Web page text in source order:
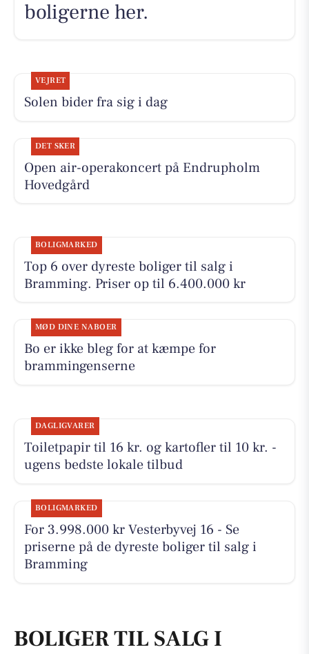
boligerne her.
VEJRET
Solen bider fra sig i dag
DET SKER
Open air-operakoncert på Endrupholm
Hovedgård
BOLIGMARKED
Top 6 over dyreste boliger til salg i
Bramming. Priser op til 6.400.000 kr
MØD DINE NABOER
Bo er ikke bleg for at kæmpe for
brammingenserne
DAGLIGVARER
Toiletpapir til 16 kr. og kartofler til 10 kr. -
ugens bedste lokale tilbud
BOLIGMARKED
For 3.998.000 kr Vesterbyvej 16 - Se
priserne på de dyreste boliger til salg i
Bramming
BOLIGER TIL SALG I